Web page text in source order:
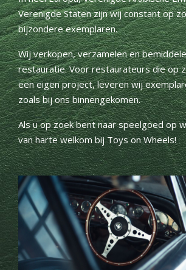
Verenigde Staten zijn wij constant op
bijzondere exemplaren.
Wij verkopen, verzamelen en
restauratie. Voor restaurateurs die op
een eigen project, leveren wij
zoals bij ons binnengekomen.
Als u op zoek bent naar speelgoed op
van harte welkom bij Toys on Wheels!